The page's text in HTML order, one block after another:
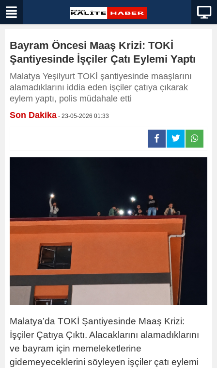
Bayram Öncesi Maaş Krizi: TOKİ
Şantiyesinde İşçiler Çatı Eylemi Yaptı
Malatya Yeşilyurt TOKİ şantiyesinde maaşlarını
alamadıklarını iddia eden işçiler çatıya çıkarak
eylem yaptı, polis müdahale etti
Son Dakika - 23-05-2026 01:33
Malatya’da TOKİ Şantiyesinde Maaş Krizi:
İşçiler Çatıya Çıktı. Alacaklarını alamadıklarını
ve bayram için memeleketlerine
gidemeyeceklerini söyleyen işçiler çatı eylemi